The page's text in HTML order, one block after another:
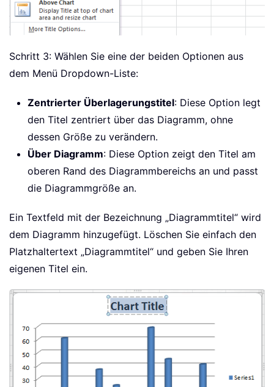
Schritt 3: Wählen Sie eine der beiden Optionen aus
dem Menü Dropdown-Liste:
Zentrierter Überlagerungstitel: Diese Option legt
den Titel zentriert über das Diagramm, ohne
dessen Größe zu verändern.
Über Diagramm: Diese Option zeigt den Titel am
oberen Rand des Diagrammbereichs an und passt
die Diagrammgröße an.
Ein Textfeld mit der Bezeichnung „Diagrammtitel“ wird
dem Diagramm hinzugefügt. Löschen Sie einfach den
Platzhaltertext „Diagrammtitel“ und geben Sie Ihren
eigenen Titel ein.